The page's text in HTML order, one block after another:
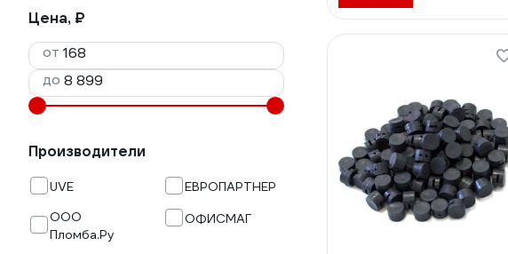
Цена, ₽
от
до
Производители
UVE
ЕВРОПАРТНЕР
ООО
Пломба.Ру
ОФИСМАГ